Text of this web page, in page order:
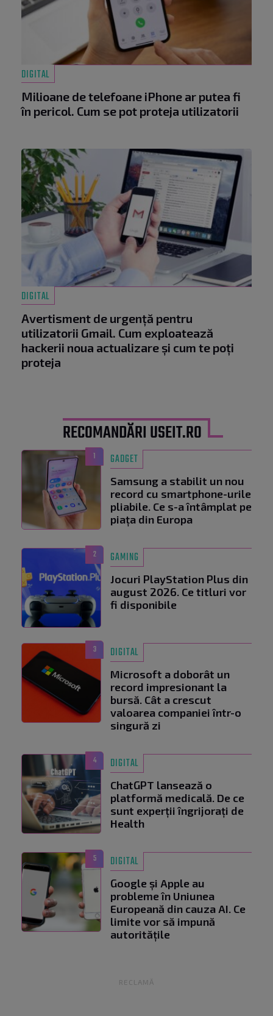
DIGITAL
Milioane de telefoane iPhone ar putea fi
în pericol. Cum se pot proteja utilizatorii
DIGITAL
Avertisment de urgență pentru
utilizatorii Gmail. Cum exploatează
hackerii noua actualizare și cum te poți
proteja
RECOMANDĂRI USEIT.RO
1 GADGET
Samsung a stabilit un nou
record cu smartphone-urile
pliabile. Ce s-a întâmplat pe
piața din Europa
2 GAMING
Jocuri PlayStation Plus din
august 2026. Ce titluri vor
fi disponibile
3 DIGITAL
Microsoft a doborât un
record impresionant la
bursă. Cât a crescut
valoarea companiei într-o
singură zi
4 DIGITAL
ChatGPT lansează o
platformă medicală. De ce
sunt experții îngrijorați de
Health
5 DIGITAL
Google și Apple au
probleme în Uniunea
Europeană din cauza AI. Ce
limite vor să impună
autoritățile
RECLAMĂ